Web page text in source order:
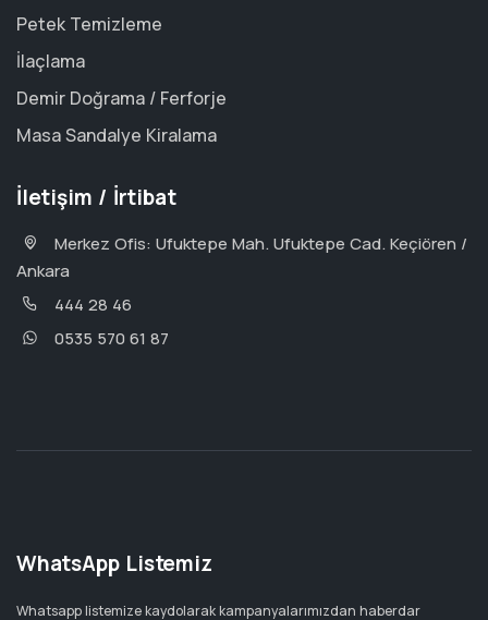
Petek Temizleme
İlaçlama
Demir Doğrama / Ferforje
Masa Sandalye Kiralama
İletişim / İrtibat
Merkez Ofis: Ufuktepe Mah. Ufuktepe Cad. Keçiören /
Ankara
444 28 46
0535 570 61 87
WhatsApp Listemiz
Whatsapp listemize kaydolarak kampanyalarımızdan haberdar